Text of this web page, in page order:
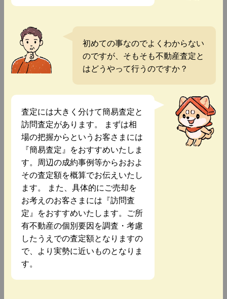
初めての事なのでよくわからない
のですが、そもそも不動産査定と
はどうやって行うのですか？
査定には大きく分けて簡易査定と
訪問査定があります。 まずは相
場の把握からというお客さまには
『簡易査定』をおすすめいたしま
す。周辺の成約事例等からおおよ
その査定額を概算でお伝えいたし
ます。 また、具体的にご売却を
お考えのお客さまには『訪問査
定』をおすすめいたします。ご所
有不動産の個別要因を調査・考慮
したうえでの査定額となりますの
で、より実勢に近いものとなりま
す。